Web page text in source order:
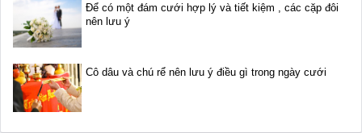
Để có một đám cưới hợp lý và tiết kiệm , các cặp đôi
nên lưu ý
Cô dâu và chú rể nên lưu ý điều gì trong ngày cưới